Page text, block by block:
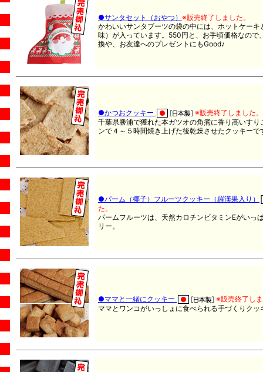
●サンタセット（おやつ） ※販売終了しました。
かわいいサンタブーツの袋の中には、ホットケー
味）が入っています。550円と、お手頃価格なので
換や、お友達へのプレゼントにもGood♪
●かつおクッキー
※販売終了しました。
千葉県勝浦で獲れた本ガツオの角煮に香り高いす
ンで４～５時間焼き上げた後乾燥させたクッキーで
●パーム（椰子）フルーツクッキー（羅漢果入り）
た。
パームフルーツは、天然カロチンビタミンEがいっ
リー。
●ママと一緒にクッキー
※販売終了し
ママとワンコがいっしょに食べられる手づくりクッ